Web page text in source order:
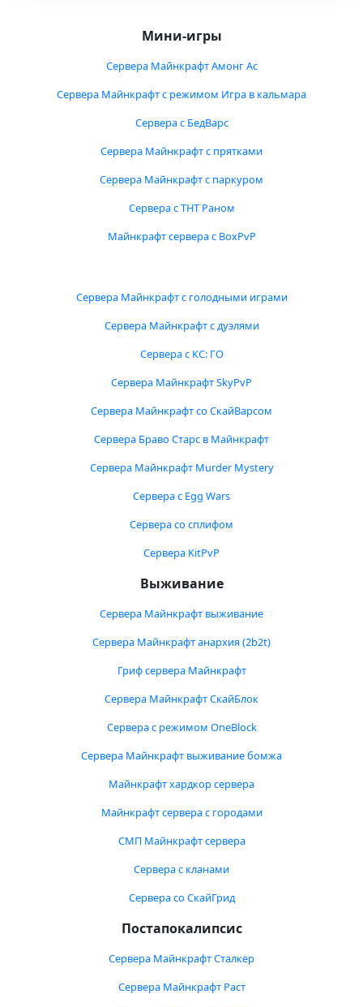
Мини-игры
Сервера Майнкрафт Амонг Ас
Сервера Майнкрафт с режимом Игра в кальмара
Сервера с БедВарс
Сервера Майнкрафт с прятками
Сервера Майнкрафт с паркуром
Сервера с ТНТ Раном
Майнкрафт сервера с BoxPvP
Сервера Майнкрафт с голодными играми
Сервера Майнкрафт с дуэлями
Сервера с КС: ГО
Сервера Майнкрафт SkyPvP
Сервера Майнкрафт со СкайВарсом
Сервера Браво Старс в Майнкрафт
Сервера Майнкрафт Murder Mystery
Сервера с Egg Wars
Сервера со сплифом
Сервера KitPvP
Выживание
Сервера Майнкрафт выживание
Сервера Майнкрафт анархия (2b2t)
Гриф сервера Майнкрафт
Сервера Майнкрафт СкайБлок
Сервера с режимом OneBlock
Сервера Майнкрафт выживание бомжа
Майнкрафт хардкор сервера
Майнкрафт сервера с городами
СМП Майнкрафт сервера
Сервера с кланами
Сервера со СкайГрид
Постапокалипсис
Сервера Майнкрафт Сталкер
Сервера Майнкрафт Раст